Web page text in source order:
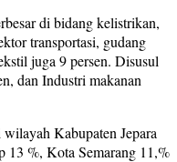
di bidang kelistrikan,
transportasi, gudang
juga 9 persen. Disusul
dan Industri makanan
Kabupaten Jepara
13 %, Kota Semarang 11,%